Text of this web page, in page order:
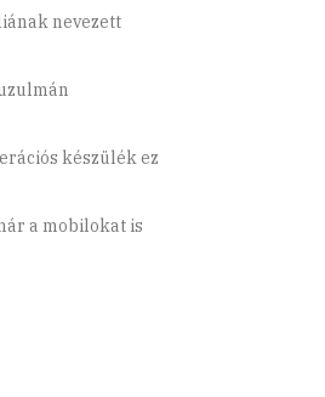
nevezett
készülék ez
a mobilokat is